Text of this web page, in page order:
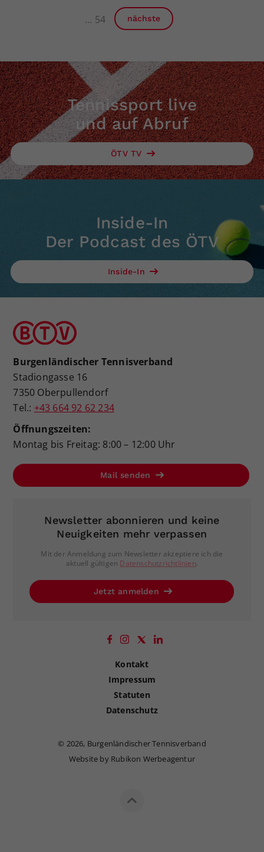
54 nächste
Tennissport live
und auf Abruf
ÖTV TV
Inside-In
Der Podcast des ÖTV
Inside-In
Burgenländischer Tennisverband
Stadiongasse 16
7350 Oberpullendorf
Tel.: +43 664 92 62 234
Öffnungszeiten:
Montag bis Freitag: 8:00 – 12:00 Uhr
Mail senden
Newsletter abonnieren und keine
Neuigkeiten mehr verpassen
Mit der Anmeldung zum Newsletter akzeptiere ich die
aktuell gültigen Datenschutzrichtlinien.
Jetzt anmelden
Kontakt
Impressum
Statuten
Datenschutz
© 2026, Burgenländischer Tennisverband
Website by Rubikon Werbeagentur